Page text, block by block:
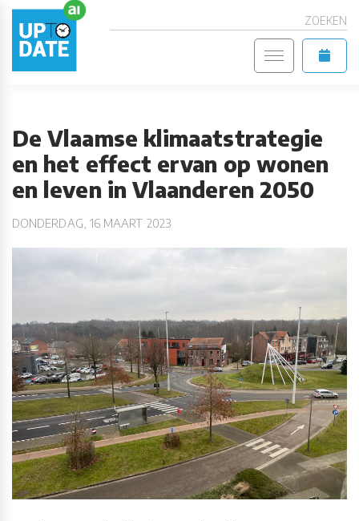
ZOEKEN
De Vlaamse klimaatstrategie
en het effect ervan op wonen
en leven in Vlaanderen 2050
DONDERDAG, 16 MAART 2023